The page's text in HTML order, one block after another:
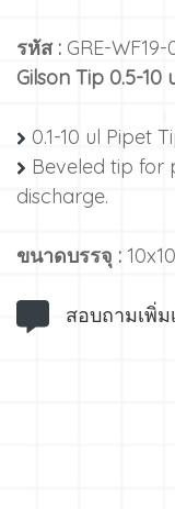
รหัส : GRE-WF19-
Gilson Tip 0.5-10
0.1-10 ul Pipet
Beveled tip for
discharge.
ขนาดบรรจุ :
สอบถามเพิ่ม